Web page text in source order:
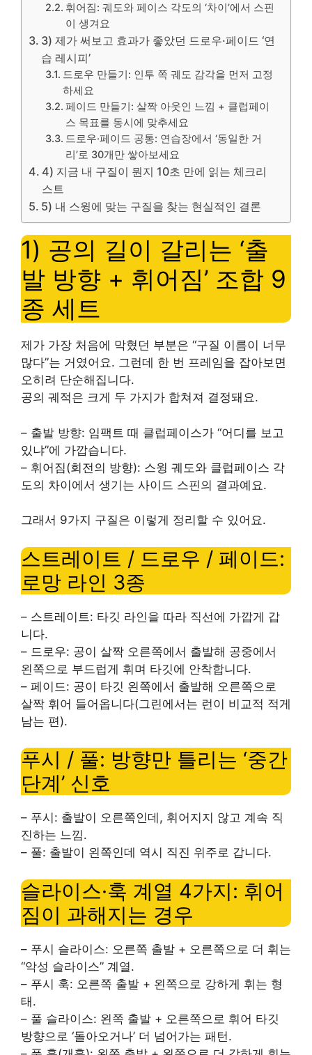
휘어짐: 궤도와 페이스 각도의 ‘차이’에서 스핀
이 생겨요
3) 제가 써보고 효과가 좋았던 드로우·페이드 ‘연
습 레시피’
드로우 만들기: 인투 쪽 궤도 감각을 먼저 고정
하세요
페이드 만들기: 살짝 아웃인 느낌 + 클럽페이
스 목표를 동시에 맞추세요
드로우·페이드 공통: 연습장에서 ‘동일한 거
리’로 30개만 쌓아보세요
4) 지금 내 구질이 뭔지 10초 만에 읽는 체크리
스트
5) 내 스윙에 맞는 구질을 찾는 현실적인 결론
1) 공의 길이 갈리는 ‘출
발 방향 + 휘어짐’ 조합 9
종 세트
제가 가장 처음에 막혔던 부분은 “구질 이름이 너무
많다”는 거였어요. 그런데 한 번 프레임을 잡아보면
오히려 단순해집니다.
공의 궤적은 크게 두 가지가 합쳐져 결정돼요.
– 출발 방향: 임팩트 때 클럽페이스가 “어디를 보고
있냐”에 가깝습니다.
– 휘어짐(회전의 방향): 스윙 궤도와 클럽페이스 각
도의 차이에서 생기는 사이드 스핀의 결과예요.
그래서 9가지 구질은 이렇게 정리할 수 있어요.
스트레이트 / 드로우 / 페이드:
로망 라인 3종
– 스트레이트: 타깃 라인을 따라 직선에 가깝게 갑
니다.
– 드로우: 공이 살짝 오른쪽에서 출발해 공중에서
왼쪽으로 부드럽게 휘며 타깃에 안착합니다.
– 페이드: 공이 타깃 왼쪽에서 출발해 오른쪽으로
살짝 휘어 들어옵니다(그린에서는 런이 비교적 적게
남는 편).
푸시 / 풀: 방향만 틀리는 ‘중간
단계’ 신호
– 푸시: 출발이 오른쪽인데, 휘어지지 않고 계속 직
진하는 느낌.
– 풀: 출발이 왼쪽인데 역시 직진 위주로 갑니다.
슬라이스·훅 계열 4가지: 휘어
짐이 과해지는 경우
– 푸시 슬라이스: 오른쪽 출발 + 오른쪽으로 더 휘는
“악성 슬라이스” 계열.
– 푸시 훅: 오른쪽 출발 + 왼쪽으로 강하게 휘는 형
태.
– 풀 슬라이스: 왼쪽 출발 + 오른쪽으로 휘어 타깃
방향으로 ‘돌아오거나’ 더 넘어가는 패턴.